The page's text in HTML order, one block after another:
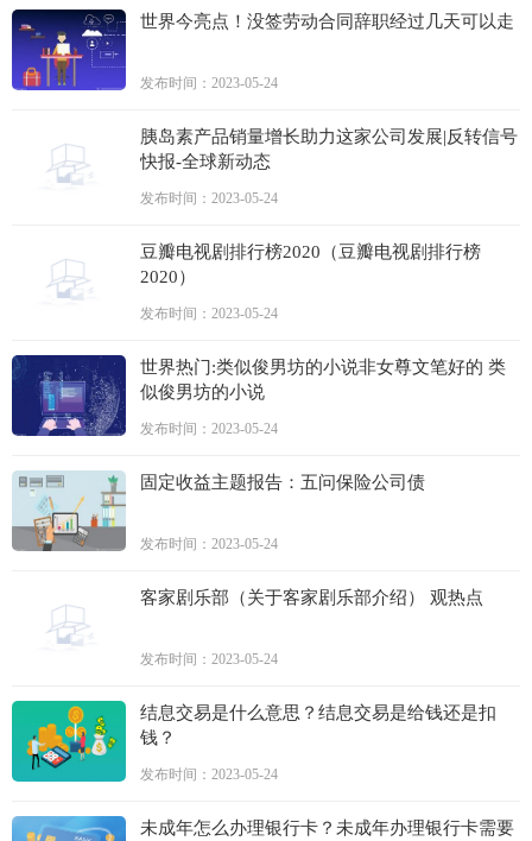
世界今亮点！没签劳动合同辞职经过几天可以走
发布时间：2023-05-24
胰岛素产品销量增长助力这家公司发展|反转信号
快报-全球新动态
发布时间：2023-05-24
豆瓣电视剧排行榜2020（豆瓣电视剧排行榜
2020）
发布时间：2023-05-24
世界热门:类似俊男坊的小说非女尊文笔好的 类
似俊男坊的小说
发布时间：2023-05-24
固定收益主题报告：五问保险公司债
发布时间：2023-05-24
客家剧乐部（关于客家剧乐部介绍） 观热点
发布时间：2023-05-24
结息交易是什么意思？结息交易是给钱还是扣
钱？
发布时间：2023-05-24
未成年怎么办理银行卡？未成年办理银行卡需要